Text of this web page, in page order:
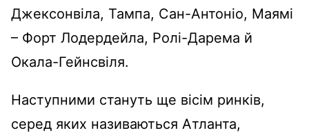
Джексонвіла, Тампа, Сан-Антоніо, Маямі
– Форт Лодердейла, Ролі-Дарема й
Окала-Гейнсвіля.
Наступними стануть ще вісім ринків,
серед яких називаються Атланта,